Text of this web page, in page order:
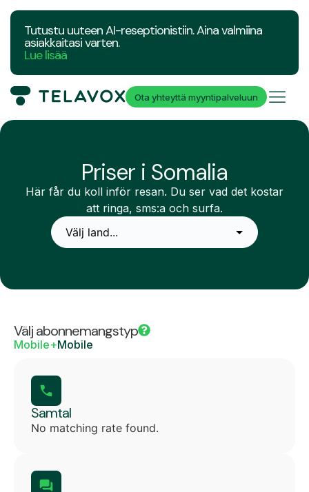
Tutustu uuteen AI-reseptionistiin. Aina valmiina
asiakkaitasi varten.
Lue lisää
Ota yhteyttä myyntipalveluun
Priser i Somalia
Här får du koll inför resan. Du ser vad det kostar
att ringa, sms:a och surfa.
Välj abonnemangstyp
Mobile+Mobile
Samtal
No matching rate found.